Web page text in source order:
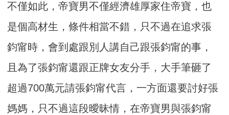
不僅如此，帝寶男不僅經濟雄厚家住帝寶，也
是個高材生，條件相當不錯，只不過在追求張
鈞甯時，會到處跟別人講自己跟張鈞甯的事，
且為了張鈞甯還跟正牌女友分手，大手筆砸了
超過700萬元請張鈞甯代言，一方面還要討好張
媽媽，只不過這段曖昧情，在帝寶男與張鈞甯